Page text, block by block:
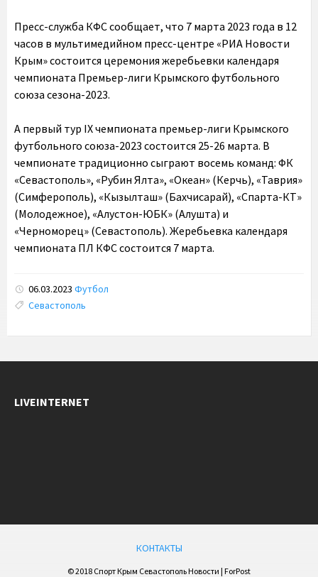
Пресс-служба КФС сообщает, что 7 марта 2023 года в 12
часов в мультимедийном пресс-центре «РИА Новости
Крым» состоится церемония жеребьевки календаря
чемпионата Премьер-лиги Крымского футбольного
союза сезона-2023.
А первый тур IX чемпионата премьер-лиги Крымского
футбольного союза-2023 состоится 25-26 марта. В
чемпионате традиционно сыграют восемь команд: ФК
«Севастополь», «Рубин Ялта», «Океан» (Керчь), «Таврия»
(Симферополь), «Кызылташ» (Бахчисарай), «Спарта-КТ»
(Молодежное), «Алустон-ЮБК» (Алушта) и
«Черноморец» (Севастополь). Жеребьевка календаря
чемпионата ПЛ КФС состоится 7 марта.
06.03.2023 Футбол
Tags:
Севастополь
LIVEINTERNET
КОНТАКТЫ
© 2018 Спорт Крым Севастополь Новости | ForPost